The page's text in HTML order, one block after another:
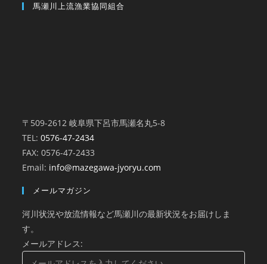
馬瀬川上流漁業協同組合
〒509-2612 岐阜県下呂市馬瀬名丸5-8
TEL:0576-47-2434
FAX: 0576-47-2433
Email: info@mazegawa-jyoryu.com
メールマガジン
河川状況や放流情報など馬瀬川の最新状況をお届けしま
す。
メールアドレス: